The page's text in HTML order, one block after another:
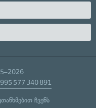
577 340 891
ჩვენს